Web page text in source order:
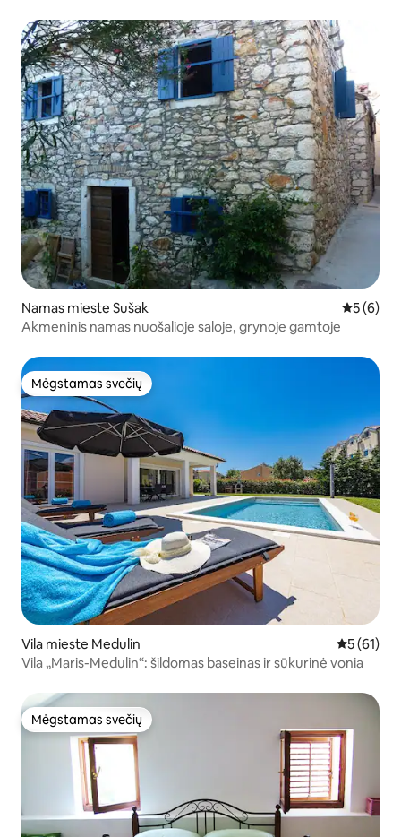
Namas mieste Sušak Vidutinis
5 (6)
Akmeninis namas nuošalioje saloje, grynoje gamtoje
Mėgstamas svečių
Mėgstamas svečių
Vila mieste Medulin Vidutinis
5 (61)
Vila „Maris-Medulin“: šildomas baseinas ir sūkurinė vonia
Mėgstamas svečių
Mėgstamas svečių